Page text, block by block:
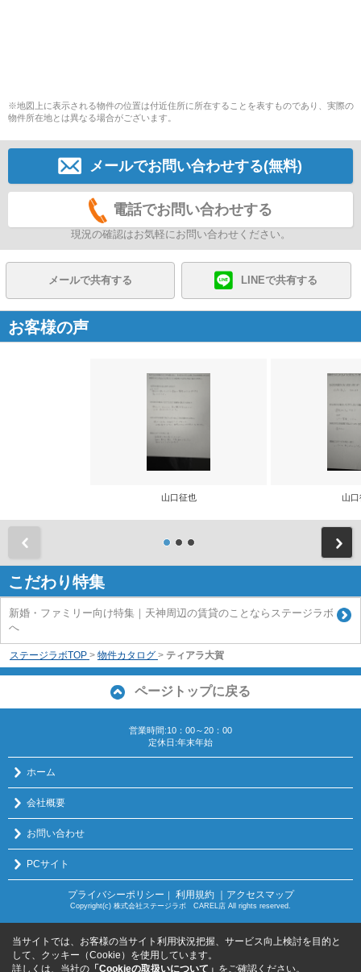
※地図上に表示される物件の位置は付近住所に所在することを表すものであり、実際の
物件所在地とは異なる場合がございます。
メールでお問い合わせする(無料)
電話でお問い合わせする
現況の確認はお気軽にお問い合わせください。
メールで共有する LINEで共有する
お客様の声
山口征也 山
こだわり特集
新婚・ファミリー向け特集｜天神周辺の賃貸のことならステージラボ
へ
ステージラボTOP > 物件カタログ > ティアラ大賀
ページトップに戻る
営業時間:10：00～20：00
定休日:年末年始
ホーム
会社概要
お問い合わせ
PCサイト
プライバシーポリシー 利用規約 ｜アクセスマップ
Copyright(c) 株式会社ステージラボ CAREL店 All rights reserved.
当サイトでは、お客様の当サイト利用状況把握、サービス向上検討を目的と
して、クッキー（Cookie）を使用しています。
詳しくは、当社の 「Cookieの取扱いについて」 をご確認ください。